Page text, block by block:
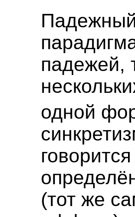
падежей,
одной
(тот же